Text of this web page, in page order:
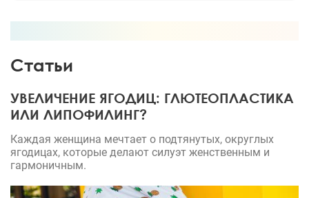
Статьи
УВЕЛИЧЕНИЕ ЯГОДИЦ: ГЛЮТЕОПЛАСТИКА
ИЛИ ЛИПОФИЛИНГ?
Каждая женщина мечтает о подтянутых, округлых
ягодицах, которые делают силуэт женственным и
гармоничным.